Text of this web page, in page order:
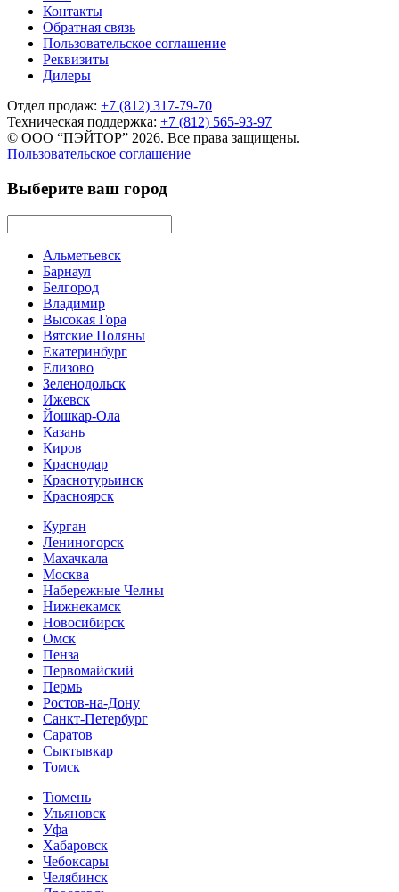
Контакты
Обратная связь
Пользовательское соглашение
Реквизиты
Дилеры
Отдел продаж: +7 (812) 317-79-70
Техническая поддержка: +7 (812) 565-93-97
© ООО “ПЭЙТОР” 2026. Все права защищены. |
Пользовательское соглашение
Выберите ваш город
Альметьевск
Барнаул
Белгород
Владимир
Высокая Гора
Вятские Поляны
Екатеринбург
Елизово
Зеленодольск
Ижевск
Йошкар-Ола
Казань
Киров
Краснодар
Краснотурьинск
Красноярск
Курган
Лениногорск
Махачкала
Москва
Набережные Челны
Нижнекамск
Новосибирск
Омск
Пенза
Первомайский
Пермь
Ростов-на-Дону
Санкт-Петербург
Саратов
Сыктывкар
Томск
Тюмень
Ульяновск
Уфа
Хабаровск
Чебоксары
Челябинск